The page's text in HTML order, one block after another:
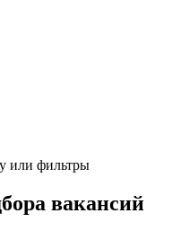
или фильтры
вакансий